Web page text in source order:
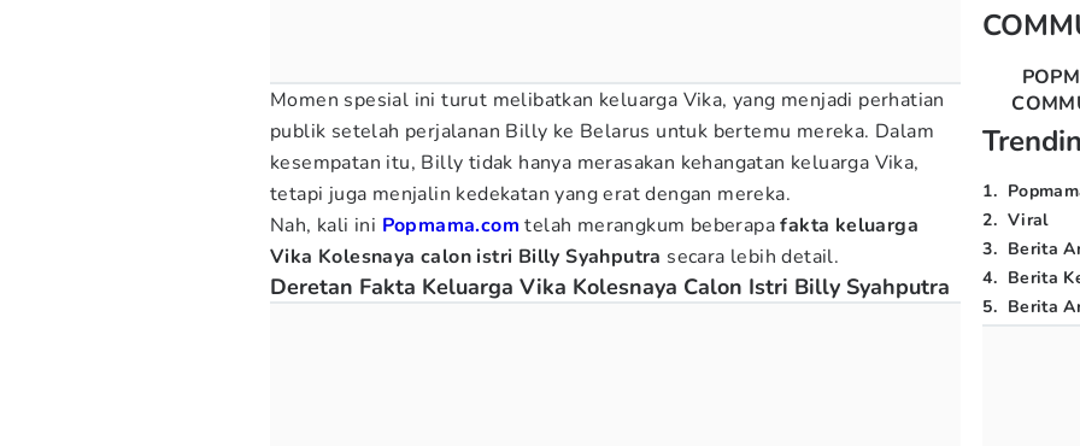
Momen spesial ini turut melibatkan keluarga Vika, yang menjadi perhatian
publik setelah perjalanan Billy ke Belarus untuk bertemu mereka. Dalam
kesempatan itu, Billy tidak hanya merasakan kehangatan keluarga Vika,
tetapi juga menjalin kedekatan yang erat dengan mereka.
Nah, kali ini Popmama.com telah merangkum beberapafakta keluarga
Vika Kolesnaya calon istri Billy Syahputra secara lebih detail.
Deretan Fakta Keluarga Vika Kolesnaya Calon Istri Billy Syahputra
1.
2. Viral
3. Berita
4. Berita
5. Berita